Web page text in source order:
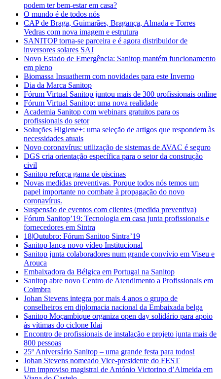
podem ter bem-estar em casa?
O mundo é de todos nós
CAP de Braga, Guimarães, Bragança, Almada e Torres
Vedras com nova imagem e estrutura
SANITOP torna-se parceira e é agora distribuidor de
inversores solares SAJ
Novo Estado de Emergência: Sanitop mantém funcionamento
em pleno
Biomassa Insuatherm com novidades para este Inverno
Dia da Marca Sanitop
Fórum Virtual Sanitop juntou mais de 300 profissionais online
Fórum Virtual Sanitop: uma nova realidade
Academia Sanitop com webinars gratuitos para os
profissionais do setor
Soluções Higiene+: uma seleção de artigos que respondem às
necessidades atuais
Novo coronavírus: utilização de sistemas de AVAC é seguro
DGS cria orientação específica para o setor da construção
civil
Sanitop reforça gama de piscinas
Novas medidas preventivas. Porque todos nós temos um
papel importante no combate à propagação do novo
coronavírus.
Suspensão de eventos com clientes (medida preventiva)
Fórum Sanitop’19: Tecnologia em casa junta profissionais e
fornecedores em Sintra
18|Outubro: Fórum Sanitop Sintra’19
Sanitop lança novo vídeo Institucional
Sanitop junta colaboradores num grande convívio em Viseu e
Arouca
Embaixadora da Bélgica em Portugal na Sanitop
Sanitop abre novo Centro de Atendimento a Profissionais em
Coimbra
Johan Stevens integra por mais 4 anos o grupo de
conselheiros em diplomacia nacional da Embaixada belga
Sanitop Moçambique organiza open day solidário para apoio
às vítimas do ciclone Idai
Encontro de profissionais de instalação e projeto junta mais de
800 pessoas
25º Aniversário Sanitop – uma grande festa para todos!
Johan Stevens nomeado Vice-presidente do FEST
Um improviso magistral de António Victorino d’Almeida em